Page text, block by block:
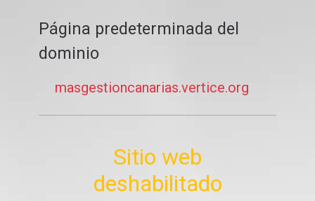
Página predeterminada del
dominio
masgestioncanarias.vertice.org
Sitio web
deshabilitado